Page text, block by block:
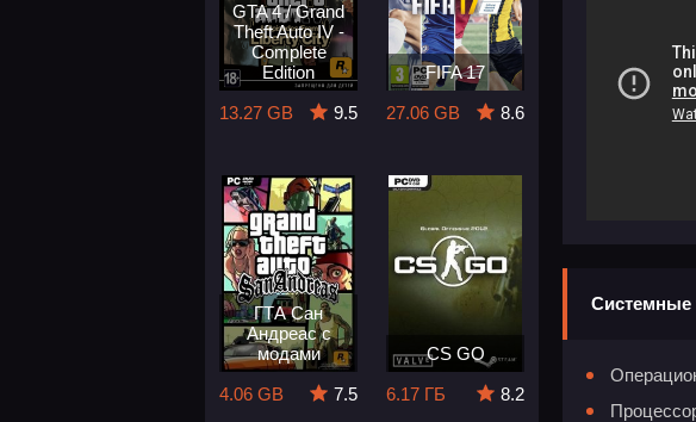
GTA 4 / Grand
Theft Auto IV -
Complete
Edition
13.27 GB
9.5
FIFA 17
27.06 GB
8.6
ГТА Сан
Андреас с
модами
4.06 GB
7.5
CS GO
6.17 ГБ
8.2
Системные